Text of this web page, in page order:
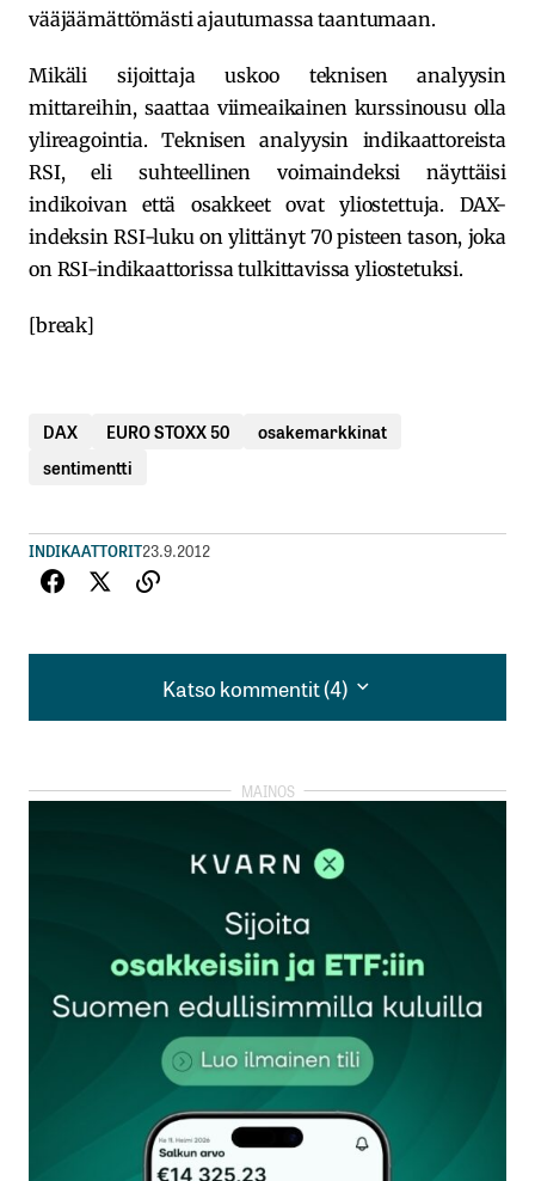
vääjäämättömästi ajautumassa taantumaan.
Mikäli sijoittaja uskoo teknisen analyysin
mittareihin, saattaa viimeaikainen kurssinousu olla
ylireagointia. Teknisen analyysin indikaattoreista
RSI, eli suhteellinen voimaindeksi näyttäisi
indikoivan että osakkeet ovat yliostettuja. DAX-
indeksin RSI-luku on ylittänyt 70 pisteen tason, joka
on RSI-indikaattorissa tulkittavissa yliostetuksi.
[break]
DAX EURO STOXX 50
osakemarkkinat
sentimentti
INDIKAATTORIT23.9.2012
Katso kommentit (4)
Katso kommentit (4)
monelta taholta. Taisi olla Kauppalehdessä juttu
Vastaa
Ostopäällikköindeksit menee euroalueella
alaspäin, Italian bkt:n kasvu sakkaa, jne.
Näitä negatiivisia uutisia pukkaa nyt joka
tuutista. En kyllä ymmärrä sijoittajien